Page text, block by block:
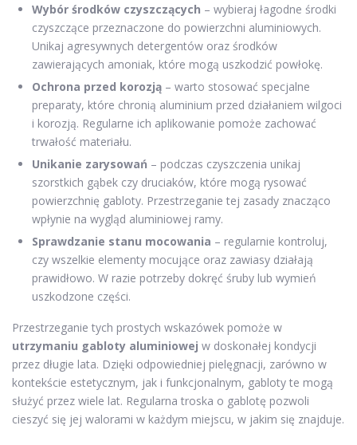
Wybór środków czyszczących – wybieraj łagodne środki
czyszczące przeznaczone do powierzchni aluminiowych.
Unikaj agresywnych detergentów oraz środków
zawierających amoniak, które mogą uszkodzić powłokę.
Ochrona przed korozją – warto stosować specjalne
preparaty, które chronią aluminium przed działaniem wilgoci
i korozją. Regularne ich aplikowanie pomoże zachować
trwałość materiału.
Unikanie zarysowań – podczas czyszczenia unikaj
szorstkich gąbek czy druciaków, które mogą rysować
powierzchnię gabloty. Przestrzeganie tej zasady znacząco
wpłynie na wygląd aluminiowej ramy.
Sprawdzanie stanu mocowania – regularnie kontroluj,
czy wszelkie elementy mocujące oraz zawiasy działają
prawidłowo. W razie potrzeby dokręć śruby lub wymień
uszkodzone części.
Przestrzeganie tych prostych wskazówek pomoże w
utrzymaniu gabloty aluminiowej w doskonałej kondycji
przez długie lata. Dzięki odpowiedniej pielęgnacji, zarówno w
kontekście estetycznym, jak i funkcjonalnym, gabloty te mogą
służyć przez wiele lat. Regularna troska o gablotę pozwoli
cieszyć się jej walorami w każdym miejscu, w jakim się znajduje.